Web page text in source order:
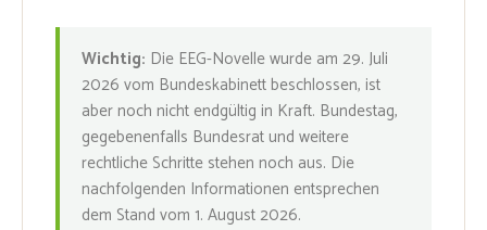
Wichtig: Die EEG-Novelle wurde am 29. Juli
2026 vom Bundeskabinett beschlossen, ist
aber noch nicht endgültig in Kraft. Bundestag,
gegebenenfalls Bundesrat und weitere
rechtliche Schritte stehen noch aus. Die
nachfolgenden Informationen entsprechen
dem Stand vom 1. August 2026.